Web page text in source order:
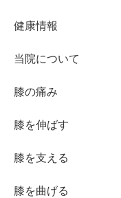
健康情報
当院について
膝の痛み
膝を伸ばす
膝を支える
膝を曲げる